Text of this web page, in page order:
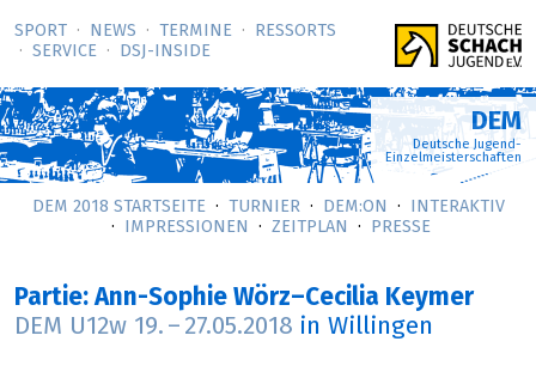
SPORT NEWS TERMINE
RESSORTS
SERVICE
DSJ-­INSIDE
DEM
Deutsche Jugend-
Einzelmeisterschaften
DEM 2018 STARTSEITE TURNIER DEM:ON
INTERAKTIV
IMPRESSIONEN
ZEITPLAN PRESSE
Partie: Ann-Sophie Wörz–Cecilia Keymer
DEM U12w 19. – 27.05.2018 in Willingen